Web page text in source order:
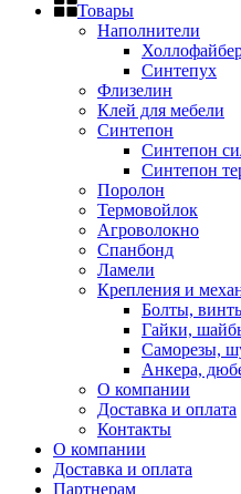
Товары
Наполнители
Синтепух
Флизелин
Клей для мебели
Синтепон
Синтепон
Синтепон
Поролон
Термовойлок
Агроволокно
Спанбонд
Ламели
Крепления и
Болты,
Гайки,
Саморезы,
Анкера,
О компании
Доставка и оплата
Контакты
О компании
Доставка и оплата
Партнерам